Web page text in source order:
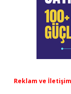
Reklam ve